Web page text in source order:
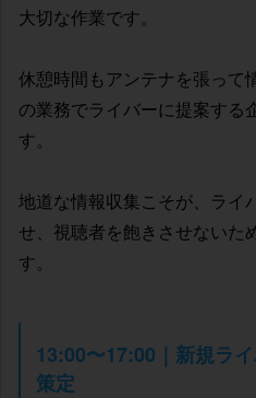
大切な作業です。
休憩時間もアンテナを張って
の業務でライバーに提案する
す。
地道な情報収集こそが、ライ
せ、視聴者を飽きさせないた
す。
13:00〜17:00｜新規ラ
策定